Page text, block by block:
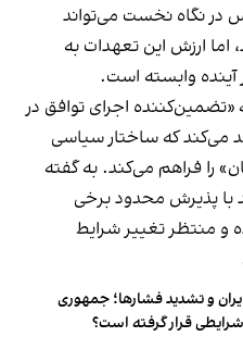
در نگاه نخست می‌تواند
اما ارزش این تعهدات به
آینده وابسته است.
اجرای توافق در
می‌کند که ساختار سیاسی
را فراهم می‌کند. به گفته
با پذیرش محدود برخی
و منتظر تغییر شرایط
و تشدید فشارها؛ جمهوری
قرار گرفته است؟